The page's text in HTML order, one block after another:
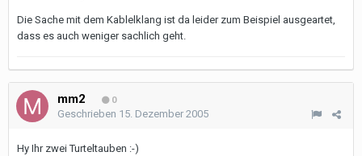
Die Sache mit dem Kablelklang ist da leider zum Beispiel ausgeartet,
dass es auch weniger sachlich geht.
mm2 0
Geschrieben 15. Dezember 2005
Hy Ihr zwei Turteltauben :-)